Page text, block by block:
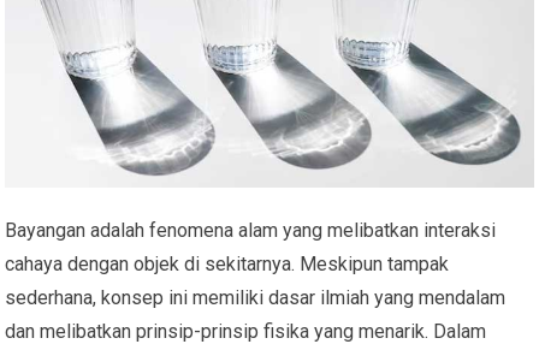
Bayangan adalah fenomena alam yang melibatkan interaksi
cahaya dengan objek di sekitarnya. Meskipun tampak
sederhana, konsep ini memiliki dasar ilmiah yang mendalam
dan melibatkan prinsip-prinsip fisika yang menarik. Dalam